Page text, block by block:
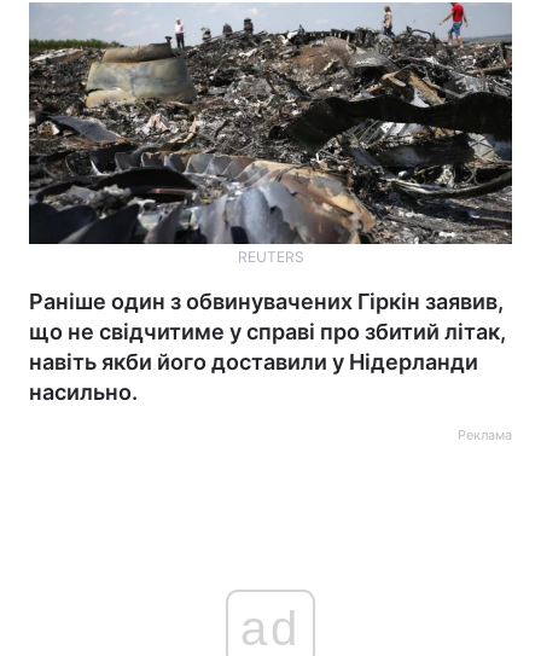
REUTERS
Раніше один з обвинувачених Гіркін заявив,
що не свідчитиме у справі про збитий літак,
навіть якби його доставили у Нідерланди
насильно.
Реклама
ad